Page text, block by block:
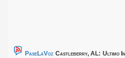
PaseLaVoz Castleberry, AL: Ultimo